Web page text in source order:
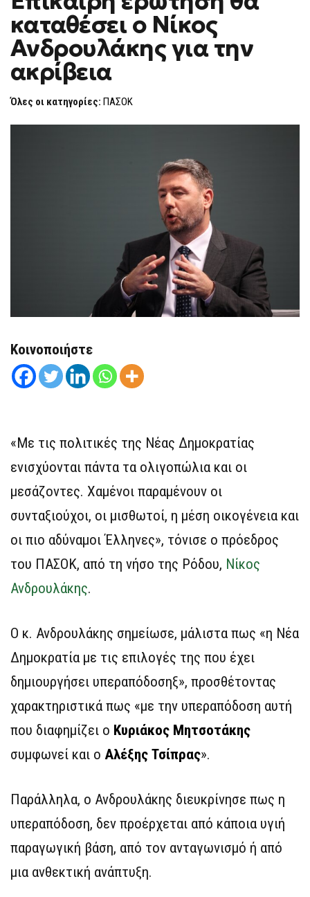
ΕΡΏΤΗΣΗ
ΘΑ
ΚΑΤΑΘΈΣΕΙ
Ο
ΝΊΚΟΣ
ΑΝΔΡΟΥΛΆΚΗΣ
καταθέσει ο Νίκος
Ανδρουλάκης για την
ακρίβεια
Όλες οι κατηγορίες: ΠΑΣΟΚ
Κοινοποιήστε
«Με τις πολιτικές της Νέας Δημοκρατίας
ενισχύονται πάντα τα ολιγοπώλια και οι
μεσάζοντες. Χαμένοι παραμένουν οι
συνταξιούχοι, οι μισθωτοί, η μέση οικογένεια και
οι πιο αδύναμοι Έλληνες», τόνισε ο πρόεδρος
του ΠΑΣΟΚ, από τη νήσο της Ρόδου, Νίκος
Ανδρουλάκης.
Ο κ. Ανδρουλάκης σημείωσε, μάλιστα πως «η Νέα
Δημοκρατία με τις επιλογές της που έχει
δημιουργήσει υπεραπόδοσηξ», προσθέτοντας
χαρακτηριστικά πως «με την υπεραπόδοση αυτή
που διαφημίζει ο Κυριάκος Μητσοτάκης
συμφωνεί και ο Αλέξης Τσίπρας».
Παράλληλα, ο Ανδρουλάκης διευκρίνησε πως η
υπεραπόδοση, δεν προέρχεται από κάποια υγιή
παραγωγική βάση, από τον ανταγωνισμό ή από
μια ανθεκτική ανάπτυξη.